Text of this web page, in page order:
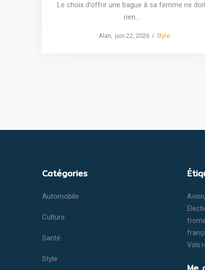
Le choix d’offrir une bague à sa femme ne
rien…
byAlan
Posted
juin 22, 2026
Posted
Style
Catégories
Automobile
Culture
Santé
Style
Avion
Vols